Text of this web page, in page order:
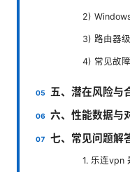
2)
3) 路由器
4) 常见故
五、潜在风险与
六、性能数据与
七、常见问题解
1. 乐连vpn